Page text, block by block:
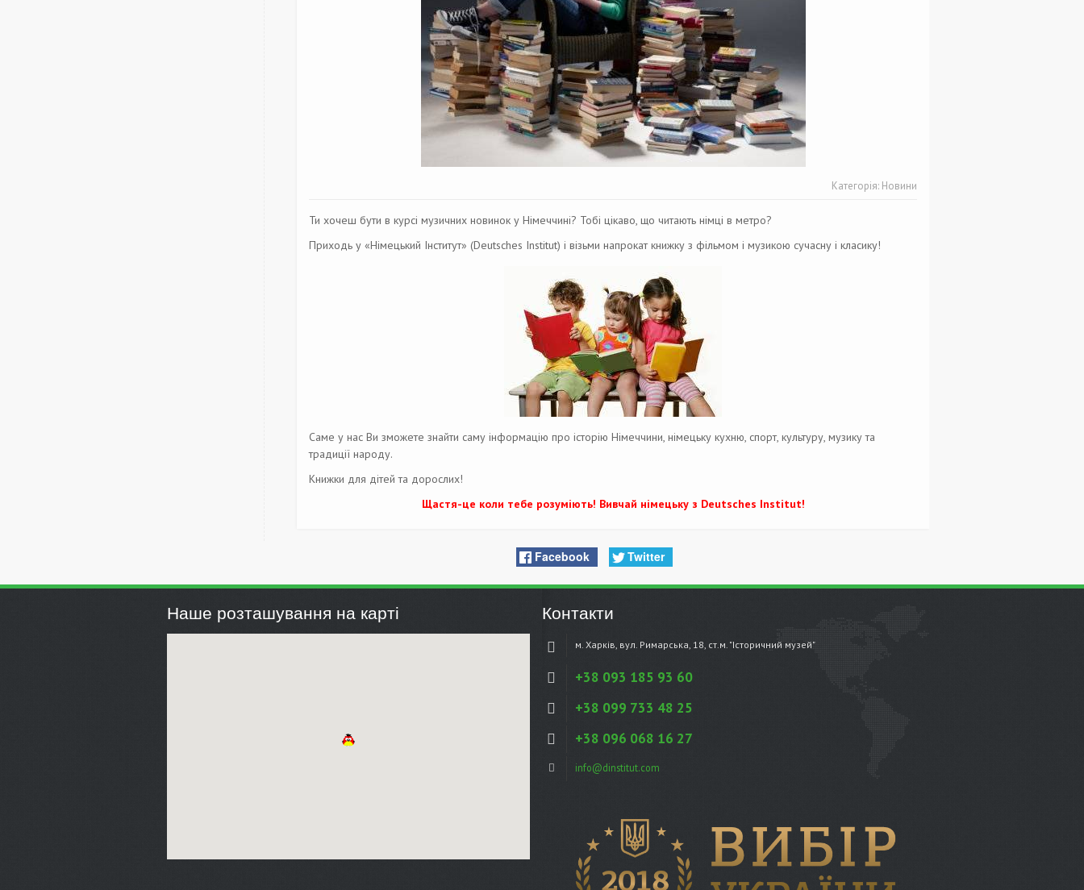
Категорія: Новини
Ти хочеш бути в курсі музичних новинок у Німеччині? Тобі цікаво, що читають німці в метро?
Приходь у «Німецький Інститут» (Deutsches Institut) і візьми напрокат книжку з фільмом і музикою сучасну і класику!
Саме у нас Ви зможете знайти саму інформацію про історію Німеччини, німецьку кухню, спорт, культуру, музику та
традиції народу.
Книжки для дітей та дорослих!
Щастя-це коли тебе розуміють! Вивчай німецьку з Deutsches Institut!
Facebook Twitter
Наше розташування на карті Контакти
м. Харків, вул. Римарська, 18, ст.м. "Історичний музей"
+38 093 185 93 60
+38 099 733 48 25
+38 096 068 16 27
info@dinstitut.com